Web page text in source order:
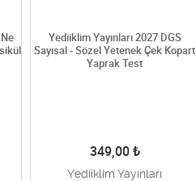
Yediiklim Yayınları 2027 DGS
Sayısal - Sözel Yetenek Çek Kopart
Yaprak Test
349,00₺
Yediiklim Yayınları